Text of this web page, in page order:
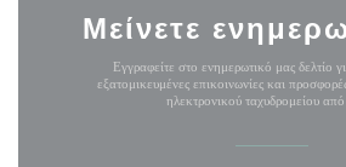
Μείνετε
Εγγραφείτε στο ενημερωτικό μας δελτίο
εξατομικευμένες επικοινωνίες και
ηλεκτρονικού ταχυδρομείου από